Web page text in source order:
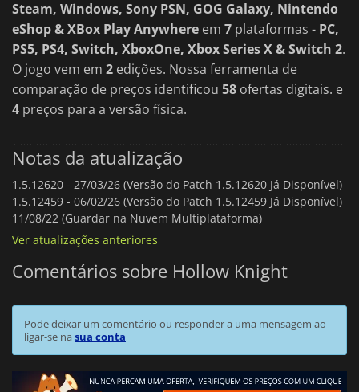
Steam, Windows, Sony PSN, GOG Galaxy, Nintendo
eShop & XBox Play Anywhere em 7 plataformas - PC,
PS5, PS4, Switch, XboxOne, Xbox Series X & Switch 2.
O jogo vem em 2 edições. Nossa ferramenta de
comparação de preços identificou 58 ofertas digitais. e
4 preços para a versão física.
Notas da atualização
1.5.12620 - 27/03/26 (Versão do Patch 1.5.12620 Já Disponível)
1.5.12459 - 06/02/26 (Versão do Patch 1.5.12459 Já Disponível)
11/08/22 (Guardar na Nuvem Multiplataforma)
Ver atualizações anteriores
Comentários sobre Hollow Knight
Pode deixar um comentário ou responder a uma mensagem ao
ligar-se nasua conta